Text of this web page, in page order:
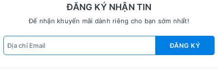
ĐĂNG KÝ NHẬN TIN
Để nhận khuyến mãi dành riêng cho bạn sớm nhất!
ĐĂNG KÝ